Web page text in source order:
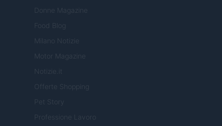
Donne Magazine
Food Blog
Milano Notizie
Motor Magazine
Notizie.it
Offerte Shopping
Pet Story
Professione Lavoro